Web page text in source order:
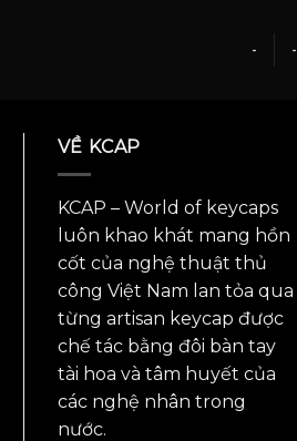
- -
VỀ KCAP
KCAP – World of keycaps
luôn khao khát mang hồn
cốt của nghệ thuật thủ
công Việt Nam lan tỏa qua
từng artisan keycap được
chế tác bằng đôi bàn tay
tài hoa và tâm huyết của
các nghệ nhân trong
nước.